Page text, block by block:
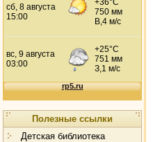
Полезные ссылки
Детская библиотека